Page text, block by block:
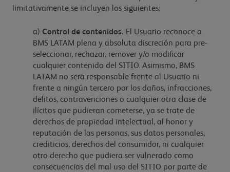
limitativamente se incluyen los siguientes:
a) Control de contenidos. El Usuario reconoce a
BMS LATAM plena y absoluta discreción para pre-
seleccionar, rechazar, remover y/o modificar
cualquier contenido del SITIO. Asimismo, BMS
LATAM no será responsable frente al Usuario ni
frente a ningún tercero por los daños, infracciones,
delitos, contravenciones o cualquier otra clase de
ilícitos que pudieran cometerse, ya se trate de
derechos de propiedad intelectual, al honor y
reputación de las personas, sus datos personales,
crediticios, derechos del consumidor, ni cualquier
otro derecho que pudiera ser vulnerado como
consecuencias del mal uso del SITIO por parte de